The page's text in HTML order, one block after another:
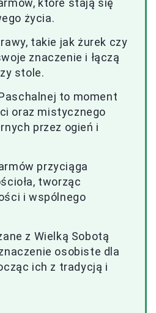
które stają się
życia.
takie jak żurek czy
znaczenie i łączą
stole.
to moment
oraz mistycznego
przez ogień i
przyciąga
tworząc
i wspólnego
z Wielką Sobotą
osobiste dla
ich z tradycją i